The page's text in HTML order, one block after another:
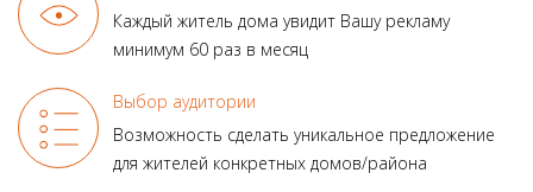
Каждый житель дома увидит Вашу рекламу
минимум 60 раз в месяц
Выбор аудитории
Возможность сделать уникальное предложение
для жителей конкретных домов/района